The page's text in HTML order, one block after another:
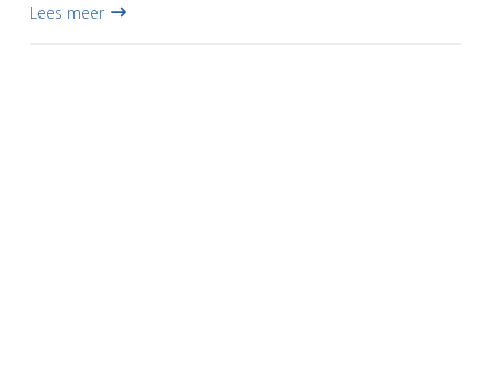
zwembad was acht weke...
Lees meer